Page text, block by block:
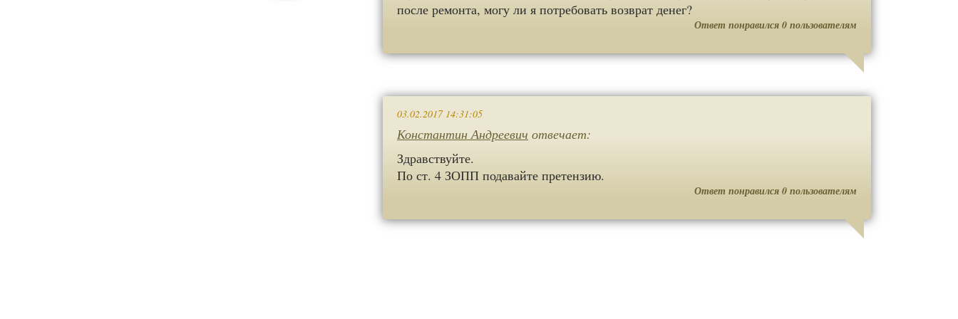
после ремонта, могу ли я потребовать возврат денег?
Ответ понравился 0 пользователям
03.02.2017 14:31:05
Константин Андреевич отвечает:
Здравствуйте.
По ст. 4 ЗОПП подавайте претензию.
Ответ понравился 0 пользователям